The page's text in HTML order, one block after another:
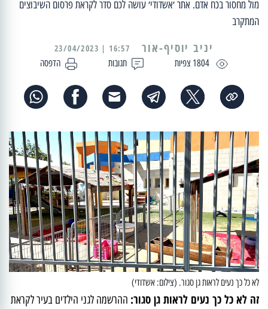
מול מחסור בכח אדם. אתר ׳אשדודי׳ עושה לכם סדר לקראת פרסום השיבוצים
המתקרב
1804 צפיות תגובות הדפסה
יניב יוסיף-אור 16:57 | 23/04/2023
לא כל כך נעים לראות גן סגור. (צילום: אשדודי)
זה לא כל כך נעים לראות גן סגור: ההרשמה לגני הילדים בעיר לקראת